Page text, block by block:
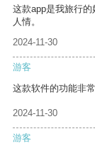
这款app是我旅行
人情。
2024-11-30
游客
这款软件的功能非
2024-11-30
游客